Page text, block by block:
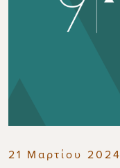
21 Μαρτίου 2024